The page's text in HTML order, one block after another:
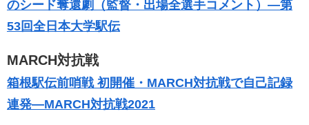
のシード奪還劇（監督・出場全選手コメント）―第
53回全日本大学駅伝
MARCH対抗戦
箱根駅伝前哨戦 初開催・MARCH対抗戦で自己記録
連発―MARCH対抗戦2021